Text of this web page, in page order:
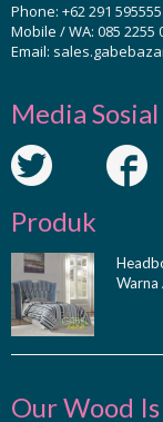
Phone: +62 291 595555
Mobile / WA: 085 2255
Email:
Media Sosial
Produk
Warna
Our Wood